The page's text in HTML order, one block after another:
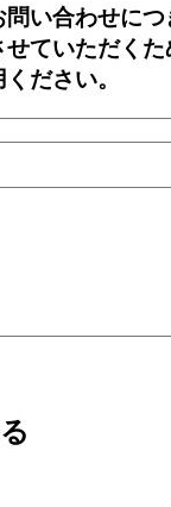
い合わせにつ
ていただくた
ださい。